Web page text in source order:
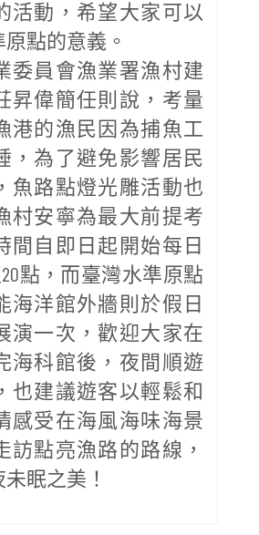
活動，希望大家可以
點的意義。
委員會漁業署漁村建
昇偉簡任則說，考量
港的漁民因為捕魚工
，為了避免影響居民
魚路點燈光雕活動也
村安寧為最大前提考
間自即日起開始每日
點，而臺灣水準原點
海洋館外牆則於假日
演一次，歡迎大家在
海科館後，夜間順遊
也建議遊客以輕鬆和
感受在海風海味海景
訪點亮漁路的路線，
眠之美！